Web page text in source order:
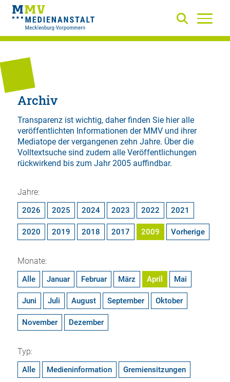
Archiv
Transparenz ist wichtig, daher finden Sie hier alle
veröffentlichten Informationen der MMV und ihrer
Mediatope der vergangenen zehn Jahre. Über die
Volltextsuchesind zudem alle Veröffentlichungen
rückwirkend bis zum Jahr 2005 auffindbar.
Jahre:
2026 2025 2024 2023 2022 2021
2020 2019 2018 2017 2009 Vorherige
Monate:
Alle Januar Februar März April Mai
Juni Juli August September Oktober
November Dezember
Typ:
Alle Medieninformation Gremiensitzungen